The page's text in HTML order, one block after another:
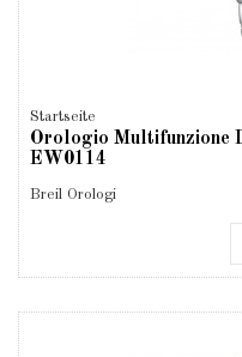
Startseite
Orologio Multifunzione
EW0114
Breil Orologi